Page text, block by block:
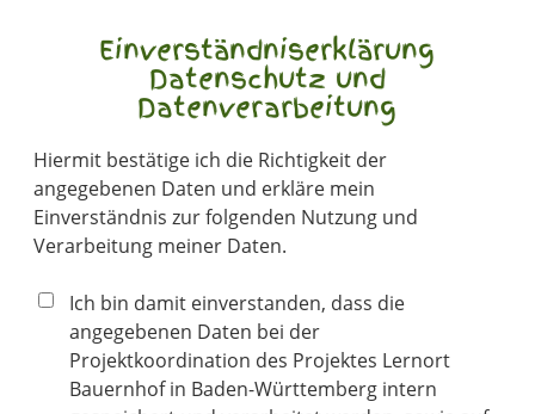
Einverständniserklärung
Datenschutz und
Datenverarbeitung
Hiermit bestätige ich die Richtigkeit der
angegebenen Daten und erkläre mein
Einverständnis zur folgenden Nutzung und
Verarbeitung meiner Daten.
Ich bin damit einverstanden, dass die
angegebenen Daten bei der
Projektkoordination des Projektes Lernort
Bauernhof in Baden-Württemberg intern